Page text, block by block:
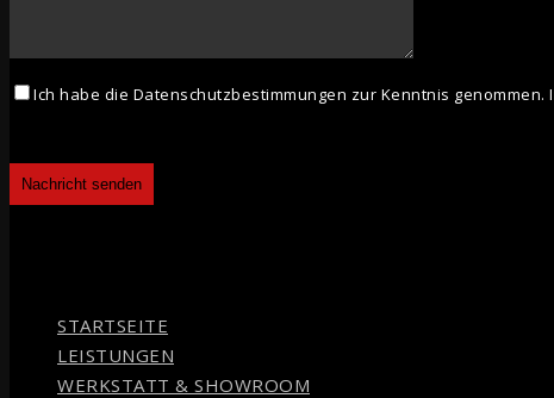
Ich habe die Datenschutzbestimmungen zur Kenntnis
STARTSEITE
LEISTUNGEN
WERKSTATT & SHOWROOM